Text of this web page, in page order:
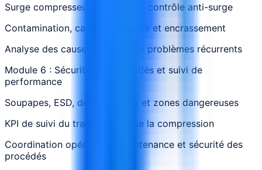
Surge compresseur et bases du contrôle anti-surge
Contamination, carryover liquide et encrassement
Analyse des causes racines des problèmes récurrents
Module 6 : Sécurité des procédés et suivi de
performance
Soupapes, ESD, détection gaz et zones dangereuses
KPI de suivi du traitement et de la compression
Coordination opérations, maintenance et sécurité des
procédés